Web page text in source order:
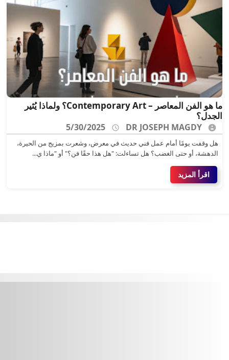
ما هو الفن المعاصر – Contemporary Art؟ ولماذا يُثير
الجدل؟
DR JOSEPH MAGDY
5/30/2025
هل وقفت يومًا أمام عمل فني حديث في معرض، وشعرت بمزيج من الحيرة،
الدهشة، أو حتى الغضب؟ هل تساءلت: "هل هذا حقًا فن؟" أو "ماذا ي...
اقرأ المزيد